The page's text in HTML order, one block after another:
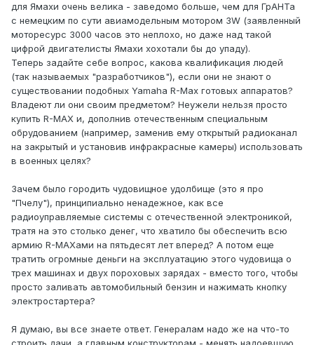
для Ямахи очень велика - заведомо больше, чем для ГрАНТа
с немецким по сути авиамодельным мотором 3W (заявленный
моторесурс 3000 часов это неплохо, но даже над такой
цифрой двигателисты Ямахи хохотали бы до упаду).
Теперь задайте себе вопрос, какова квалификация людей
(так называемых "разработчиков"), если они не знают о
существовании подобных Yamaha R-Max готовых аппаратов?
Владеют ли они своим предметом? Неужели нельзя просто
купить R-MAX и, дополнив отечественным специальным
обрудованием (например, заменив ему открытый радиоканал
на закрытый и установив инфракрасные камеры) использовать
в военных целях?
Зачем было городить чудовищное удолбище (это я про
"Пчелу"), принципиально ненадежное, как все
радиоуправляемые системы с отечественной электроникой,
тратя на это столько денег, что хватило бы обеспечить всю
армию R-MAXами на пятьдесят лет вперед? А потом еще
тратить огромные деньги на эксплуатацию этого чудовища о
трех машинах и двух пороховых зарядах - вместо того, чтобы
просто заливать автомобильный бензин и нажимать кнопку
электростартера?
Я думаю, вы все знаете ответ. Генералам надо же на что-то